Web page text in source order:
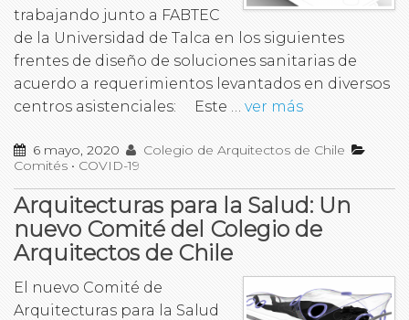
trabajando junto a FABTEC
de la Universidad de Talca en los siguientes
frentes de diseño de soluciones sanitarias de
acuerdo a requerimientos levantados en diversos
centros asistenciales: Este … ver más
6 mayo, 2020
Colegio de Arquitectos de Chile
Comités • COVID-19
Arquitecturas para la Salud: Un
nuevo Comité del Colegio de
Arquitectos de Chile
El nuevo Comité de
Arquitecturas para la Salud